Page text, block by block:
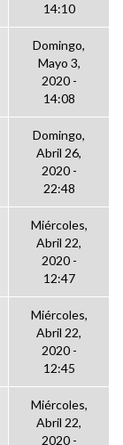
14:10
Domingo,
Mayo 3,
2020 -
14:08
Domingo,
Abril 26,
2020 -
22:48
Miércoles,
Abril 22,
2020 -
12:47
Miércoles,
Abril 22,
2020 -
12:45
Miércoles,
Abril 22,
2020 -